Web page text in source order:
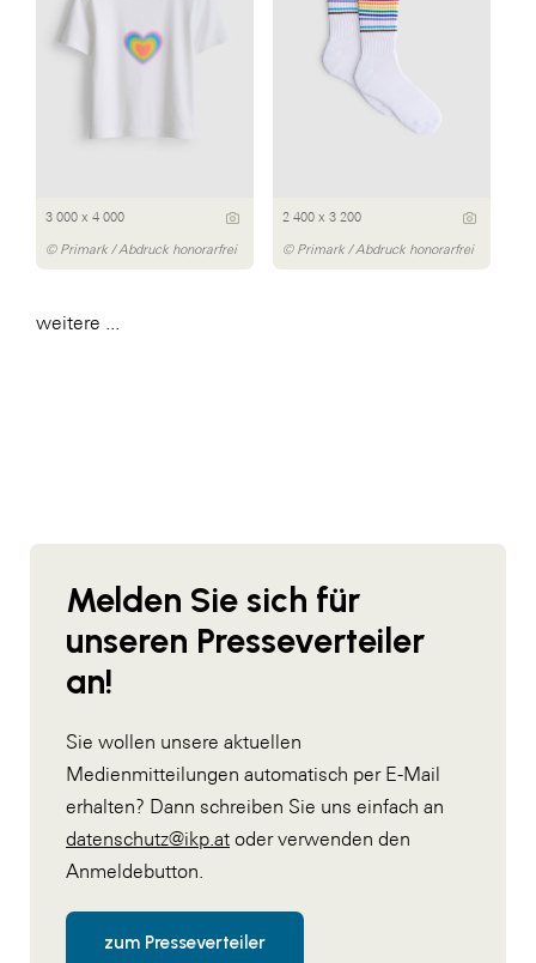
3 000 x 4 000
© Primark / Abdruck honorarfrei
2 400 x 3 200
© Primark / Abdruck honorarfrei
weitere ...
Melden Sie sich für
unseren Presseverteiler
an!
Sie wollen unsere aktuellen
Medienmitteilungen automatisch per E-Mail
erhalten? Dann schreiben Sie uns einfach an
datenschutz@ikp.at oder verwenden den
Anmeldebutton.
zum Presseverteiler